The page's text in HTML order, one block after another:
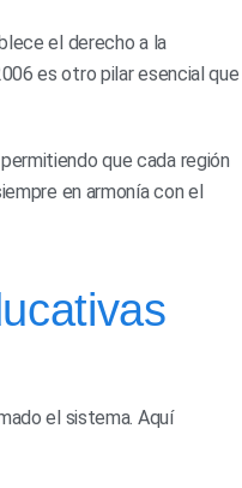
el derecho a la
es otro pilar esencial que
que cada región
en armonía con el
el sistema. Aquí